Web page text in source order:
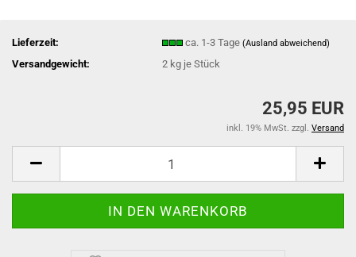
Lieferzeit: ca. 1-3 Tage(Ausland abweichend)
Versandgewicht: 2 kg je Stück
25,95 EUR
inkl. 19% MwSt. zzgl. Versand